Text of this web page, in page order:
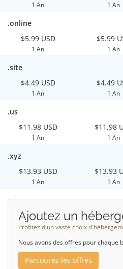
1 An 1 An
.online
$5.99 USD
1 An
$5.99
1 An
.site
$4.49 USD
1 An
$4.49
1 An
.us
$11.98 USD
1 An
$11.98
1 An
.xyz
$13.93 USD
1 An
$13.93
1 An
Ajoutez un
Profitez d'un vaste choix
Nous avons des offres pour chaque
Parcourez les offres